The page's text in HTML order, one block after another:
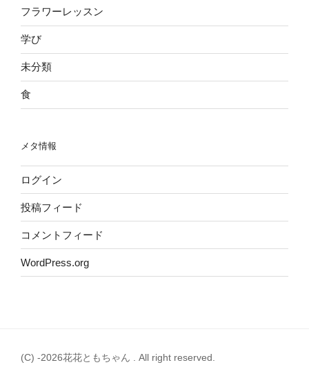
フラワーレッスン
学び
未分類
食
メタ情報
ログイン
投稿フィード
コメントフィード
WordPress.org
(C) -2026花花ともちゃん . All right reserved.